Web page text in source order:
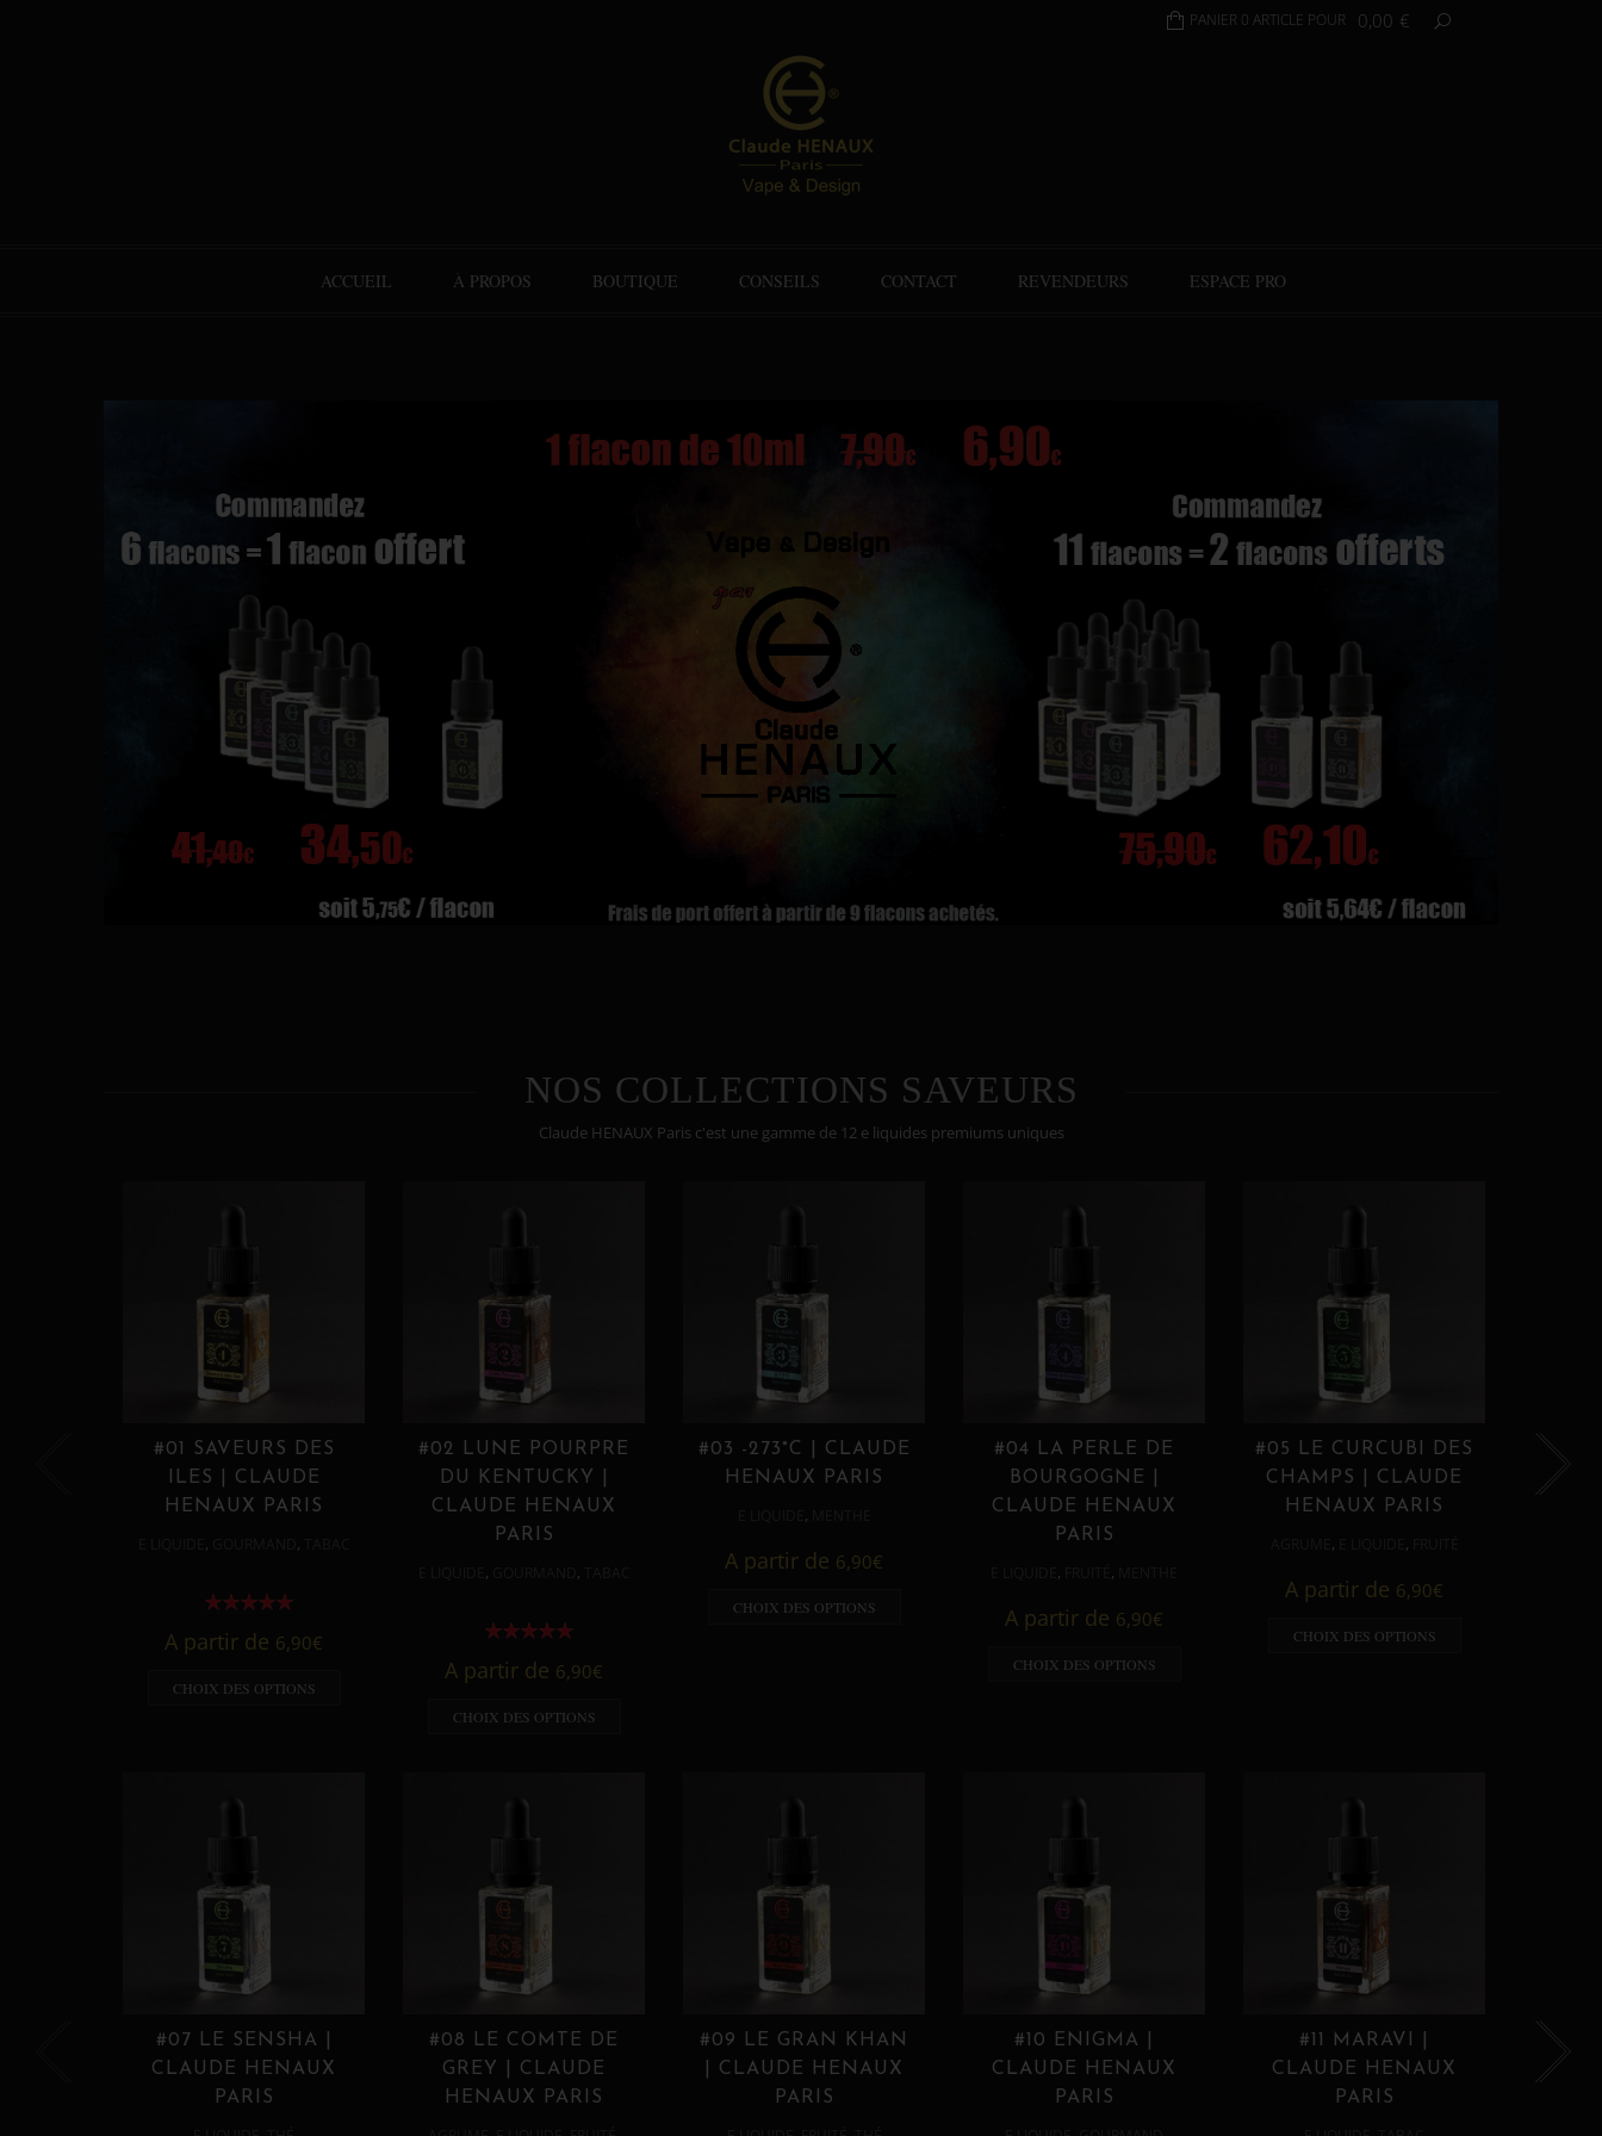
PANIER 0 ARTICLE POUR 0,00 €
ACCUEIL À PROPOS BOUTIQUE CONSEILS CONTACT REVENDEURS ESPACE PRO
NOS COLLECTIONS SAVEURS
Claude HENAUX Paris c'est une gamme de 12 e liquides premiums uniques
#01 SAVEURS DES
ILES | CLAUDE
HENAUX PARIS
, ,
A partir de 6,90€
CHOIX DES OPTIONS
#02 LUNE POURPRE
DU KENTUCKY |
CLAUDE HENAUX
PARIS
, ,
A partir de 6,90€
CHOIX DES OPTIONS
#03 -273°C | CLAUDE
HENAUX PARIS
,
A partir de 6,90€
CHOIX DES OPTIONS
#04 LA PERLE DE
BOURGOGNE |
CLAUDE HENAUX
PARIS
, ,
A partir de 6,90€
CHOIX DES OPTIONS
#05 LE CURCUBI DES
CHAMPS | CLAUDE
HENAUX PARIS
, ,
A partir de 6,90€
CHOIX DES OPTIONS
#07 LE SENSHA |
CLAUDE HENAUX
PARIS
#08 LE COMTE DE
GREY | CLAUDE
HENAUX PARIS
#09 LE GRAN KHAN
| CLAUDE HENAUX
PARIS
#10 ENIGMA |
CLAUDE HENAUX
PARIS
#11 MARAVI |
CLAUDE HENAUX
PARIS